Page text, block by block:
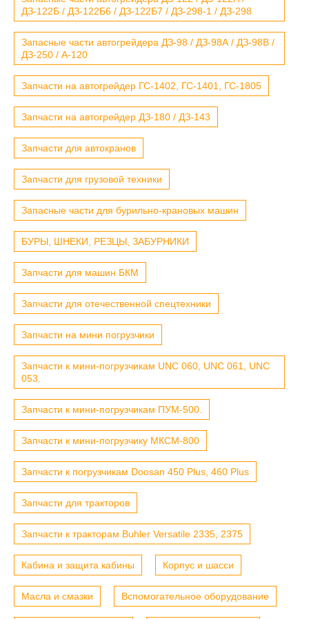
ДЗ-122Б / ДЗ-122Б6 / ДЗ-122Б7 / ДЗ-298-1 / ДЗ-298
Запасные части автогрейдера ДЗ-98 / ДЗ-98А / ДЗ-98В /
ДЗ-250 / А-120
Запчасти на автогрейдер ГС-1402, ГС-1401, ГС-1805
Запчасти на автогрейдер ДЗ-180 / ДЗ-143
Запчасти для автокранов
Запчасти для грузовой техники
Запасные части для бурильно-крановых машин
БУРЫ, ШНЕКИ, РЕЗЦЫ, ЗАБУРНИКИ
Запчасти для машин БКМ
Запчасти для отечественной спецтехники
Запчасти на мини погрузчики
Запчасти к мини-погрузчикам UNC 060, UNC 061, UNC
053.
Запчасти к мини-погрузчикам ПУМ-500.
Запчасти к мини-погрузчику МКСМ-800
Запчасти к погрузчикам Doosan 450 Plus, 460 Plus
Запчасти для тракторов
Запчасти к тракторам Buhler Versatile 2335, 2375
Кабина и защита кабины Корпус и шасси
Масла и смазки Вспомогательное оборудование